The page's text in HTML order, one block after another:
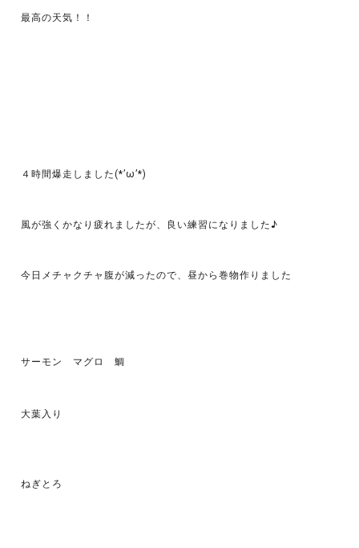
最高の天気！！
４時間爆走しました(*’ω’*)
風が強くかなり疲れましたが、良い練習になりました♪
今日メチャクチャ腹が減ったので、昼から巻物作りました
サーモン マグロ 鯛
大葉入り
ねぎとろ